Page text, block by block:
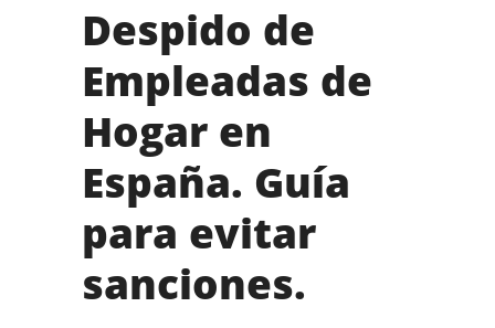
Despido de
Empleadas de
Hogar en
España. Guía
para evitar
sanciones.